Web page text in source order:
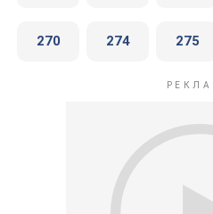
270 274 275